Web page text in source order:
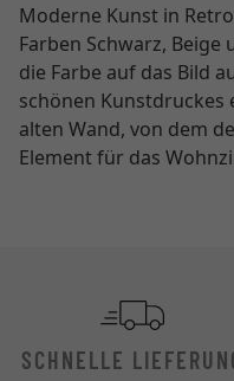
Moderne Kunst in
Farben Schwarz, Beige
die Farbe auf das Bild
schönen
alten Wand, von dem
Element für das
SCHNELLE